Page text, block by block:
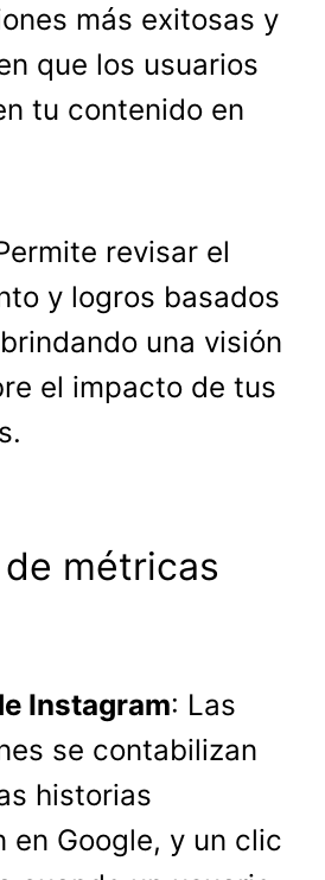
más exitosas y
que los usuarios
tu contenido en
revisar el
y logros basados
una visión
el impacto de tus
métricas
Instagram: Las
se contabilizan
historias
en Google, y un clic